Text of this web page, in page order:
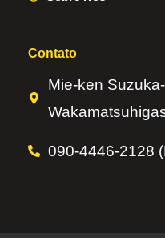
Contato
Mie-ken
090-4446-2128